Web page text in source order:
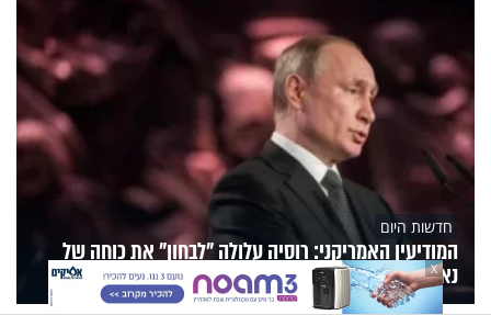
חדשות היום
המודיעין האמריקני: רוסיה עלולה "לבחון" את כוחה של
נאט"ו כבר בסתיו הקרוב
X